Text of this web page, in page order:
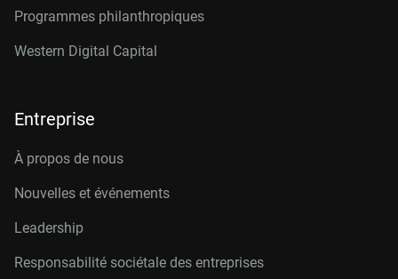
Programmes philanthropiques
Western Digital Capital
Entreprise
À propos de nous
Nouvelles et événements
Leadership
Responsabilité sociétale des entreprises